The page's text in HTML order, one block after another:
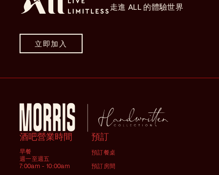
走進 ALL 的體驗世界
立即加入
酒吧營業時間
早餐
週一至週五
7:00am - 10:00am
預訂
預訂餐桌
預訂房間